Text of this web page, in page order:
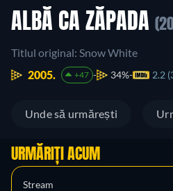
ALBĂ CA ZĂPADA
Titlul original: Snow White
2005.
+47 34% 2.2
Unde să urmărești
URMĂRIȚI ACUM
Stream